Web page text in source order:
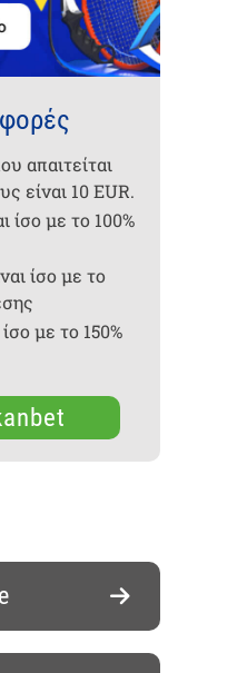
απαιτείται
είναι 10 EUR.
ίσο με το 100%
ίσο με το
με το 150%